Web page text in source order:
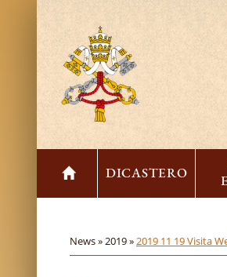
DICASTERO
News »2019 »2019 11 19 Visita